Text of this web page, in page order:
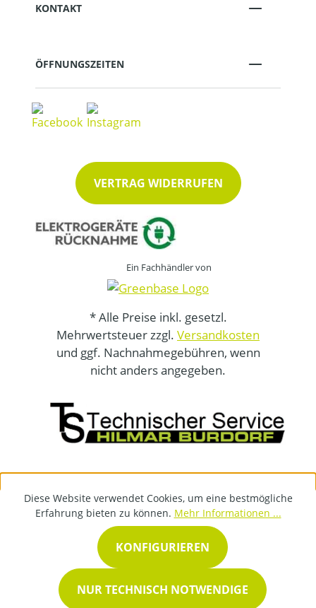
KONTAKT
ÖFFNUNGSZEITEN
VERTRAG WIDERRUFEN
Ein Fachhändler von
* Alle Preise inkl. gesetzl.
Mehrwertsteuer zzgl. Versandkosten
und ggf. Nachnahmegebühren, wenn
nicht anders angegeben.
Diese Website verwendet Cookies, um eine bestmögliche
Erfahrung bieten zu können. Mehr Informationen ...
NUR TECHNISCH NOTWENDIGE
KONFIGURIEREN